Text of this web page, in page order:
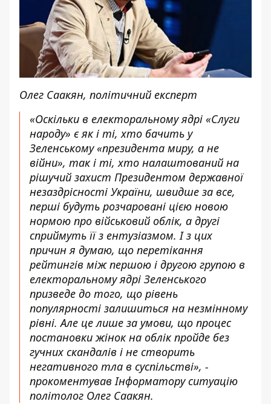
Олег Саакян, політичний експерт
«Оскільки в електоральному ядрі «Слуги
народу» є як і ті, хто бачить у
Зеленському «президента миру, а не
війни», так і ті, хто налаштований на
рішучий захист Президентом державної
незаздрісності України, швидше за все,
перші будуть розчаровані цією новою
нормою про військовий облік, а другі
сприймуть її з ентузіазмом. І з цих
причин я думаю, що перетікання
рейтингів між першою і другою групою в
електоральному ядрі Зеленського
призведе до того, що рівень
популярності залишиться на незмінному
рівні. Але це лише за умови, що процес
постановки жінок на облік пройде без
гучних скандалів і не створить
негативного тла в суспільстві», -
прокоментував Інформатору ситуацію
політолог Олег Саакян.